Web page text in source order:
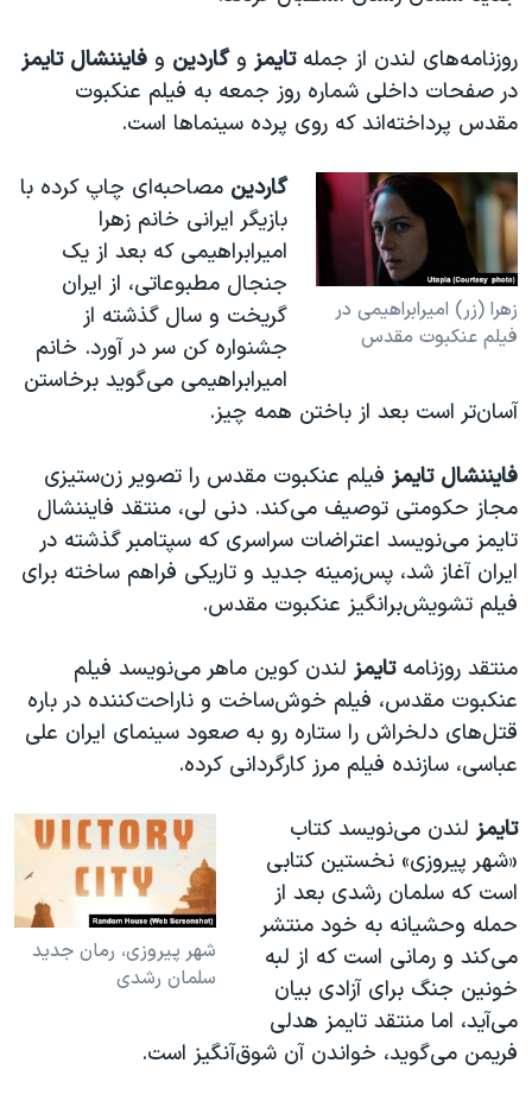
نرگس محمدی برنده جایزه نوبل صلح
همایش محافظه‌کاران آمریکا «سی‌پک»
صفحه‌های ویژه
سفر پرزیدنت ترامپ به چین
روزنامه‌های لندن از جملهتایمز وگاردین و فایننشال تایمز
در صفحات داخلی شماره روز جمعه به فیلم عنکبوت
مقدس پرداخته‌اند که روی پرده سینماها است.
زهرا (زر) امیرابراهیمی در
فیلم عنکبوت مقدس
گاردین مصاحبه‌ای چاپ کرده با
بازیگر ایرانی خانم زهرا
امیرابراهیمی که بعد از یک
جنجال مطبوعاتی، از ایران
گریخت و سال گذشته از
جشنواره کن سر در آورد. خانم
امیرابراهیمی می‌گوید برخاستن
آسان‌تر است بعد از باختن همه چیز.
فایننشال تایمز فیلم عنکبوت مقدس را تصویر زن‌ستیزی
مجاز حکومتی توصیف می‌کند. دنی لی،‌ منتقد فایننشال
تایمز می‌نویسد اعتراضات سراسری که سپتامبر گذشته در
ایران آغاز شد، پس‌زمینه جدید و تاریکی فراهم ساخته برای
فیلم تشویش‌برانگیز عنکبوت مقدس.
منتقد روزنامه تایمز لندن کوین ماهر می‌نویسد فیلم
عنکبوت مقدس، فیلم خوش‌ساخت و ناراحت‌کننده در باره
قتل‌های دلخراش را ستاره رو به صعود سینمای ایران علی
عباسی، سازنده فیلم مرز کارگردانی کرده.
شهر پیروزی، رمان جدید
سلمان رشدی
تایمز لندن می‌نویسد کتاب
«شهر پیروزی» نخستین کتابی
است که سلمان رشدی بعد از
حمله وحشیانه به خود منتشر
می‌کند و رمانی است که از لبه
خونین جنگ برای آزادی بیان
می‌‌آید، اما منتقد تایمز هدلی
فریمن می‌گوید، خواندن آن شوق‌آنگیز است.